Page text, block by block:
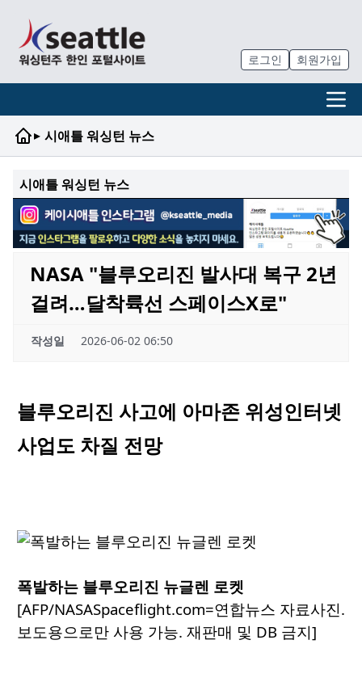
로그인 회원가입
▸ 시애틀 워싱턴 뉴스
시애틀 워싱턴 뉴스
NASA "블루오리진 발사대 복구 2년
걸려…달착륙선 스페이스X로"
작성일 2026-06-02 06:50
블루오리진 사고에 아마존 위성인터넷
사업도 차질 전망
폭발하는 블루오리진 뉴글렌 로켓
[AFP/NASASpaceflight.com=연합뉴스 자료사진.
보도용으로만 사용 가능. 재판매 및 DB 금지]